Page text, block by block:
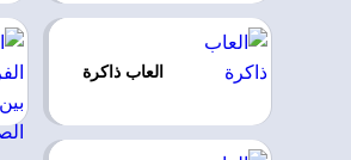
العاب ذاكرة